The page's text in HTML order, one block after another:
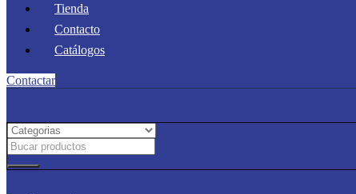
Tienda
Contacto
Catálogos
Contactar